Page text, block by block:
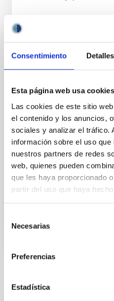
Consentimiento Detalles
Esta página web usa cookies
Las cookies de este sitio
el contenido y los anuncios,
sociales y analizar el tráfico.
información sobre el uso
nuestros partners de redes
web, quienes pueden
que les haya proporcionado
partir del uso que haya
Necesarias
Preferencias
Estadística
MANTENIMIENTO
OBSERVATORIOS
LABORAL -PS-2026-
Se convoca proceso
personal laboral fijo, de un
categoría profesional de
General, acogido a